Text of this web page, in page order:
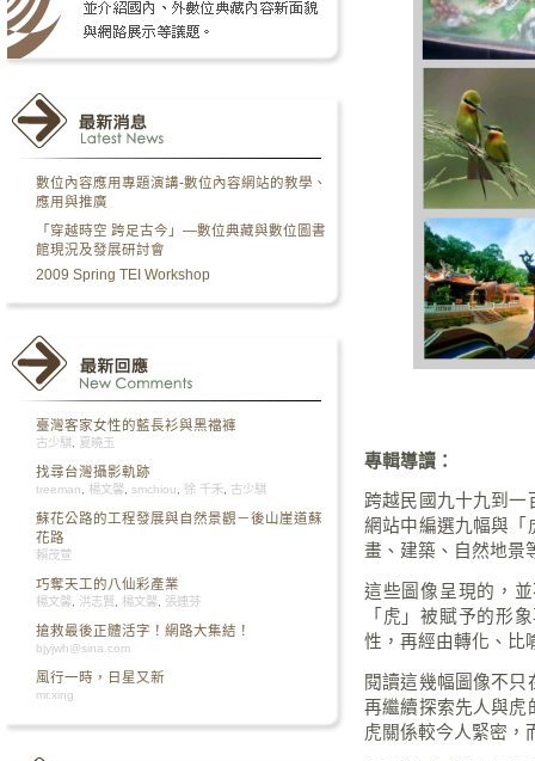
數位內容應用專題演講-數位內容網站的教學、
應用與推廣
「穿越時空 跨足古今」—數位典藏與數位圖書
館現況及發展研討會
2009 Spring TEI Workshop
臺灣客家女性的藍長衫與黑襠褲
古少騏 夏曉玉
找尋台灣攝影軌跡
treeman 楊文馨 smchiou 徐 千禾 古少騏
蘇花公路的工程發展與自然景觀－後山崖道蘇
花路
賴茂萱
巧奪天工的八仙彩產業
楊文馨 洪志賢 楊文馨 張連芬
搶救最後正體活字！網路大集結！
bjyjwh@sina.com
風行一時，日星又新
mr.xing
專輯導讀：
跨越民國九十九到一
網站中編選九幅與「
畫、建築、自然地景
這些圖像呈現的，
「虎」被賦予的形
性，再經由轉化、比
閱讀這幾幅圖像不
再繼續探索先人與虎
虎關係較今人緊密，